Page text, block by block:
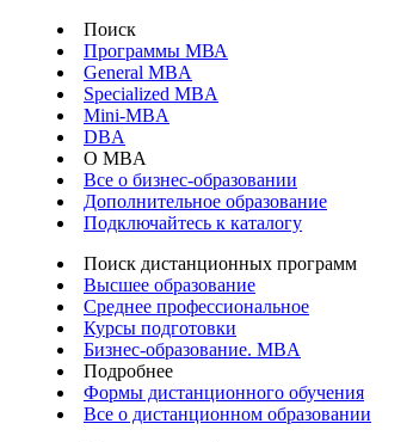
Поиск
Программы МВА
General MBA
Specialized MBA
Mini-MBA
DBA
О MBA
Все о бизнес-образовании
Дополнительное образование
Подключайтесь к каталогу
Поиск дистанционных программ
Высшее образование
Среднее профессиональное
Курсы подготовки
Бизнес-образование. MBA
Подробнее
Формы дистанционного обучения
Все о дистанционном образовании